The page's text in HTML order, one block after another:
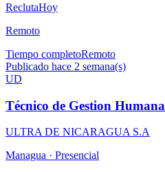
ReclutaHoy
Remoto
Tiempo completoRemoto
Publicado hace 2 semana(s)
UD
Técnico de Gestion
ULTRA DE NICARAGUA S.A
Managua · Presencial